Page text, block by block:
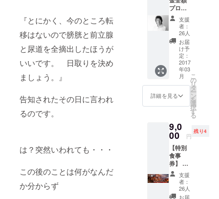
『とにかく、今のところ転
移はないので膀胱と前立腺
と尿道を全摘出したほうが
いいです。 日取りを決め
ましょう。』
告知されたその日に言われ
るのです。
は？突然いわれても・・・
この後のことは何がなんだ
か分からず
限会社セラ
フィーを設
立。営業や
マーケティ
ングのノウ
ハウを活か
して紅茶の
輸入卸を行
うととも
に、企業の
を行う事業
をスタート
させる。全
国の経営者
との名刺交
換は３００
００人を超
HPを参
照。
プロ
ジェク
トに応
援】 ・
お礼の
手紙 ＋
・感謝
の気持
ち一生
忘れま
せ
ん！！
※何口で
も大丈
す！よ
ろしく
おねが
いしま
す！
支援
者：
26人
お届
け予
定：
2017
年03
月
詳細を見る
こ
の
リ
タ
ー
ン
を
選
択
す
る
9,0
00 円
残り4
【特別
食事
券】 ◆
仲井本
人より
お礼の
メッ
支援
者：
26人
お届